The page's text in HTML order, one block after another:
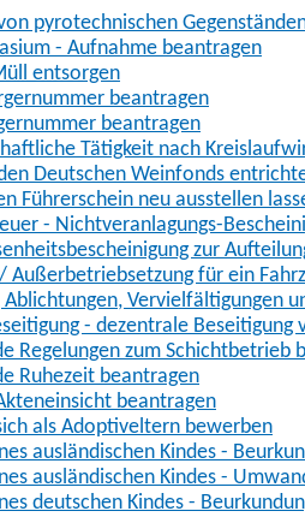
pyrotechnischen
- Aufnahme beantragen
entsorgen
beantragen
beantragen
Tätigkeit nach
Deutschen Weinfonds
Führerschein neu ausstellen
- Nichtveranlagungs-
zur
Außerbetriebsetzung für ein
Vervielfältigungen
- dezentrale
Regelungen zum Schichtbetrieb
Ruhezeit beantragen
beantragen
als Adoptiveltern bewerben
ausländischen Kindes -
ausländischen Kindes -
deutschen Kindes -